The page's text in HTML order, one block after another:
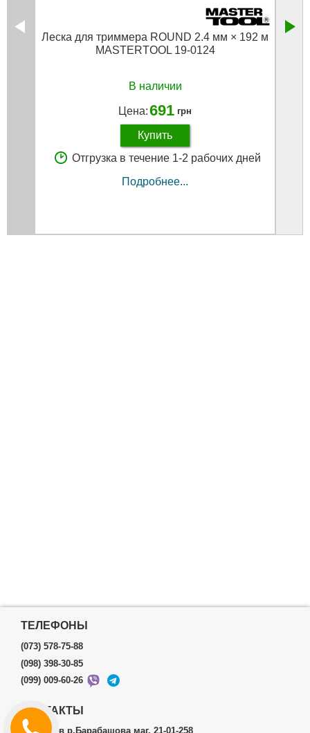
Леска для триммера ROUND 2.4 мм × 192 м
MASTERTOOL 19-0124
В наличии
Цена:691 грн
Купить
Отгрузка в течение 1-2 рабочих дней
Подробнее...
ТЕЛЕФОНЫ
(073) 578-75-88
(098) 398-30-85
(099) 009-60-26
КОНТАКТЫ
г.Харьков р.Барабашова маг. 21-01-258